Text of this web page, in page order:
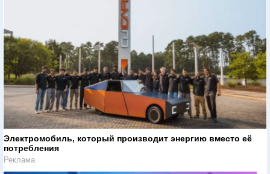
Электромобиль, который производит энергию вместо её
потребления
Реклама